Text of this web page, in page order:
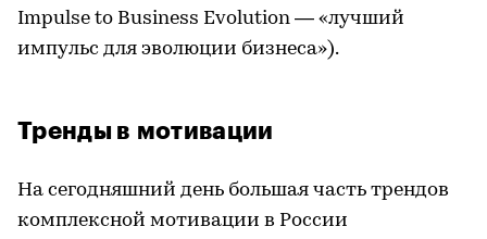
Impulse to Business Evolution — «лучший
импульс для эволюции бизнеса»).
Тренды в мотивации
На сегодняшний день большая часть трендов
комплексной мотивации в России